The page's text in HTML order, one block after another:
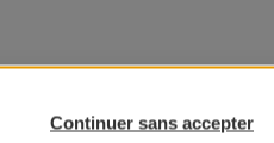
Continuer sans accepter